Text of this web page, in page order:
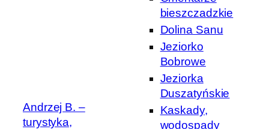
Andrzej B. –
turystyka,
bieszczadzkie
Dolina Sanu
Jeziorko
Bobrowe
Jeziorka
Duszatyńskie
Kaskady,
wodospady